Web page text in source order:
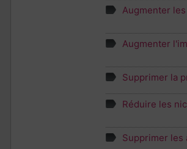
Augmenter
Augmenter
Supprimer la
Réduire les
Supprimer les